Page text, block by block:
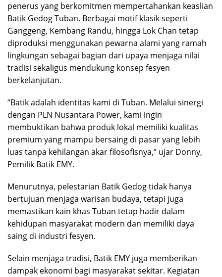
penerus yang berkomitmen mempertahankan keaslian
Batik Gedog Tuban. Berbagai motif klasik seperti
Ganggeng, Kembang Randu, hingga Lok Chan tetap
diproduksi menggunakan pewarna alami yang ramah
lingkungan sebagai bagian dari upaya menjaga nilai
tradisi sekaligus mendukung konsep fesyen
berkelanjutan.
“Batik adalah identitas kami di Tuban. Melalui sinergi
dengan PLN Nusantara Power, kami ingin
membuktikan bahwa produk lokal memiliki kualitas
premium yang mampu bersaing di pasar yang lebih
luas tanpa kehilangan akar filosofisnya,” ujar Donny,
Pemilik Batik EMY.
Menurutnya, pelestarian Batik Gedog tidak hanya
bertujuan menjaga warisan budaya, tetapi juga
memastikan kain khas Tuban tetap hadir dalam
kehidupan masyarakat modern dan memiliki daya
saing di industri fesyen.
Selain menjaga tradisi, Batik EMY juga memberikan
dampak ekonomi bagi masyarakat sekitar. Kegiatan